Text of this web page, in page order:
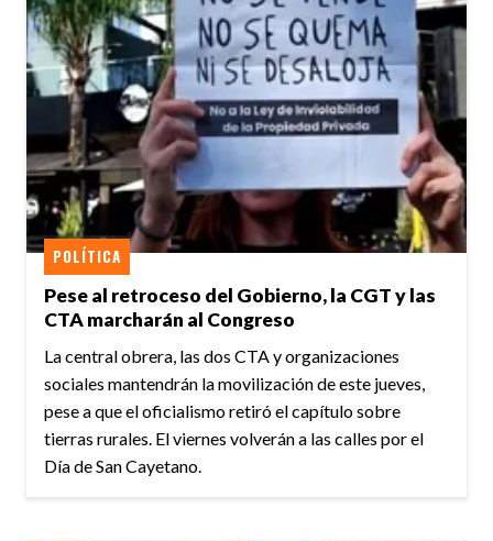
Pese al retroceso del Gobierno, la CGT y las
CTA marcharán al Congreso
POLÍTICA
La central obrera, las dos CTA y organizaciones
sociales mantendrán la movilización de este jueves,
pese a que el oficialismo retiró el capítulo sobre
tierras rurales. El viernes volverán a las calles por el
Día de San Cayetano.